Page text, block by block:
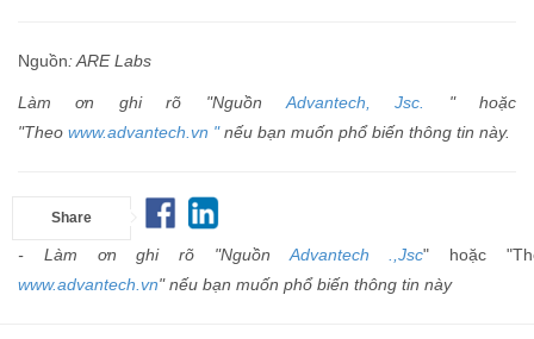
Nguồn: ARE Labs
Làm ơn ghi rõ "Nguồn Advantech, Jsc.
" hoặc
"Theo www.advantech.vn "nếu bạn muốn phổ biến thông tin này.
Share
- Làm ơn ghi rõ "Nguồn Advantech .,Jsc" hoặc
www.advantech.vn" nếu bạn muốn phổ biến thông tin này